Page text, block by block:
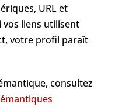
URL et
vos liens utilisent
votre profil paraît
consultez